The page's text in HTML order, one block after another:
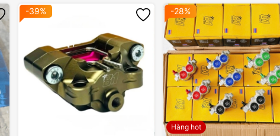
-39%
Hàng hot
-28%